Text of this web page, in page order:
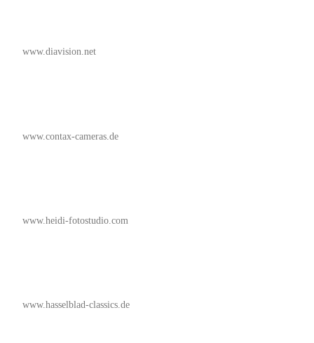
www.diavision.net
www.contax-cameras.de
www.heidi-fotostudio.com
www.hasselblad-classics.de